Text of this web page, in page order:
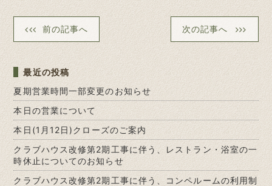
前の記事へ 次の記事へ
最近の投稿
夏期営業時間一部変更のお知らせ
本日の営業について
本日(1月12日)クローズのご案内
クラブハウス改修第2期工事に伴う、レストラン・浴室の一
時休止についてのお知らせ
クラブハウス改修第2期工事に伴う、コンペルームの利用制